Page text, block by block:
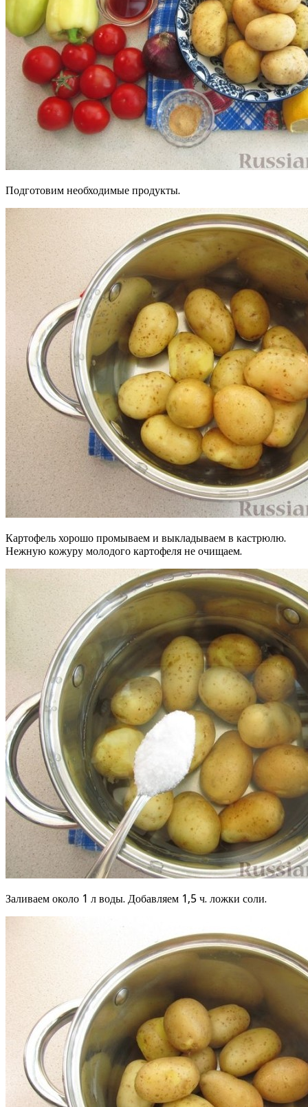
Подготовим необходимые продукты.
Картофель хорошо промываем и выкладываем в кастрюлю.
Нежную кожуру молодого картофеля не очищаем.
Заливаем около 1 л воды. Добавляем 1,5 ч. ложки соли.